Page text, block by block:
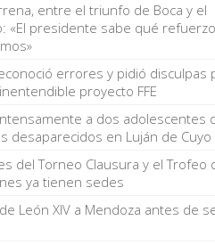
entre el triunfo de Boca y el
«El presidente sabe qué
errores y pidió disculpas
proyecto FFE
a dos adolescentes
desaparecidos en Luján de Cuyo
del Torneo Clausura y el Trofeo
ya tienen sedes
León XIV a Mendoza antes de